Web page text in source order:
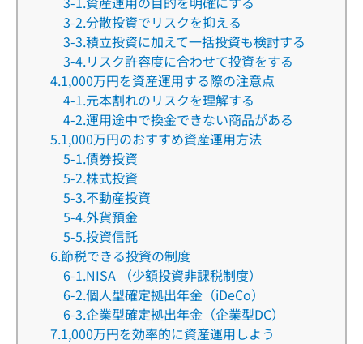
3-2.分散投資でリスクを抑える
3-3.積立投資に加えて一括投資も検討する
3-4.リスク許容度に合わせて投資をする
4.1,000万円を資産運用する際の注意点
4-1.元本割れのリスクを理解する
4-2.運用途中で換金できない商品がある
5.1,000万円のおすすめ資産運用方法
5-1.債券投資
5-2.株式投資
5-3.不動産投資
5-4.外貨預金
5-5.投資信託
6.節税できる投資の制度
6-1.NISA （少額投資非課税制度）
6-2.個人型確定拠出年金（iDeCo）
6-3.企業型確定拠出年金（企業型DC）
7.1,000万円を効率的に資産運用しよう